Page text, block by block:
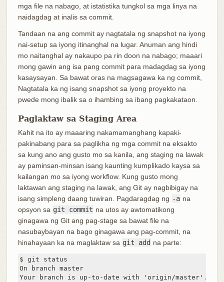
mga file na nabago, at istatistika tungkol sa mga linya na
naidagdag at inalis sa commit.
Tandaan na ang commit ay nagtatala ng snapshot na iyong
nai-setup sa iyong itinanghal na lugar. Anuman ang hindi
mo naitanghal ay nakaupo pa rin doon na nabago; maaari
mong gawin ang isa pang commit para madagdag sa iyong
kasaysayan. Sa bawat oras na magsagawa ka ng commit,
Nagtatala ka ng isang snapshot sa iyong proyekto na
pwede mong ibalik sa o ihambing sa ibang pagkakataon.
Paglaktaw sa Staging Area
Kahit na ito ay maaaring nakamamanghang kapaki-
pakinabang para sa paglikha ng mga commit na eksakto
sa kung ano ang gusto mo sa kanila, ang staging na lawak
ay paminsan-minsan isang kaunting kumplikado kaysa sa
kailangan mo sa iyong workflow. Kung gusto mong
laktawan ang staging na lawak, ang Git ay nagbibigay na
isang simpleng daang tuwiran. Pagdaragdag ng -a na
opsyon sa git commit na utos ay awtomatikong
ginagawa ng Git ang pag-stage sa bawat file na
nasubaybayan na bago ginagawa ang pag-commit, na
hinahayaan ka na maglaktaw sa git add na parte:
$ git status
On branch master
Your branch is up-to-date with 'origin/master'.